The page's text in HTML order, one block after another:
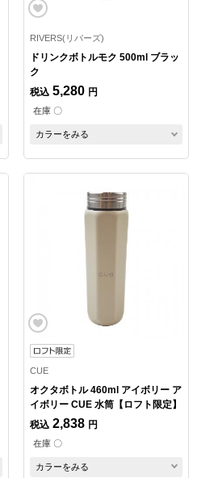
RIVERS(リバーズ)
ドリンクボトルモク 500ml ブラッ
ク
税込 5,280 円
在庫 〇
カラーをみる
CUE
オクタボトル 460ml アイボリー ア
イボリー CUE 水筒【ロフト限定】
税込 2,838 円
在庫 〇
カラーをみる